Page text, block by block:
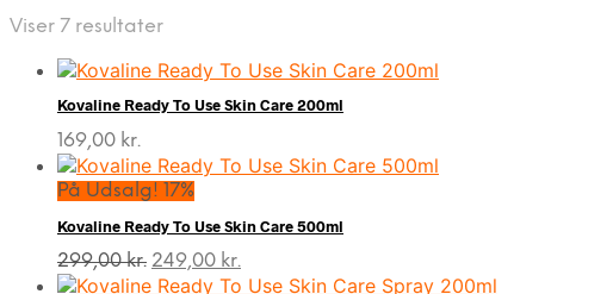
Viser 7 resultater
Kovaline Ready To Use Skin Care 200ml
169,00 kr.
På Udsalg! 17%
Kovaline Ready To Use Skin Care 500ml
299,00kr. Den
oprindelige
249,00 kr.
aktuelle